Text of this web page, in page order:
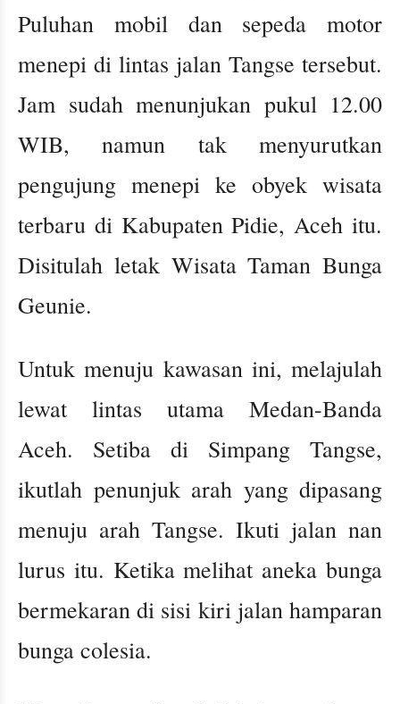
Puluhan mobil dan sepeda motor
menepi di lintas jalan Tangse tersebut.
Jam sudah menunjukan pukul 12.00
WIB, namun tak menyurutkan
pengujung menepi ke obyek wisata
terbaru di Kabupaten Pidie, Aceh itu.
Disitulah letak Wisata Taman Bunga
Geunie.
Untuk menuju kawasan ini, melajulah
lewat lintas utama Medan-Banda
Aceh. Setiba di Simpang Tangse,
ikutlah penunjuk arah yang dipasang
menuju arah Tangse. Ikuti jalan nan
lurus itu. Ketika melihat aneka bunga
bermekaran di sisi kiri jalan hamparan
bunga colesia.